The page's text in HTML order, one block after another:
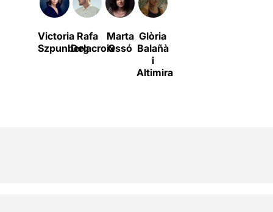
Victoria
Szpunberg
Rafa
Delacroix
Marta
Ossó
Glòria
Balañà
i
Altimira